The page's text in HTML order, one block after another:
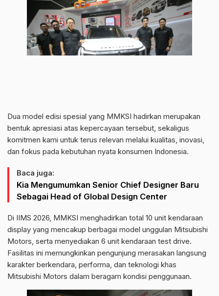
Dua model edisi spesial yang MMKSI hadirkan merupakan
bentuk apresiasi atas kepercayaan tersebut, sekaligus
komitmen kami untuk terus relevan melalui kualitas, inovasi,
dan fokus pada kebutuhan nyata konsumen Indonesia.
Baca juga:
Kia Mengumumkan Senior Chief Designer Baru
Sebagai Head of Global Design Center
Di IIMS 2026, MMKSI menghadirkan total 10 unit kendaraan
display yang mencakup berbagai model unggulan Mitsubishi
Motors, serta menyediakan 6 unit kendaraan test drive.
Fasilitas ini memungkinkan pengunjung merasakan langsung
karakter berkendara, performa, dan teknologi khas
Mitsubishi Motors dalam beragam kondisi penggunaan.